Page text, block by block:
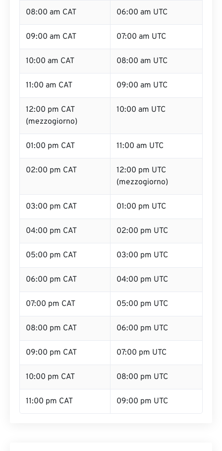
08:00 am CAT 06:00 am UTC
09:00 am CAT 07:00 am UTC
10:00 am CAT 08:00 am UTC
11:00 am CAT 09:00 am UTC
12:00 pm CAT
(mezzogiorno)
10:00 am UTC
01:00 pm CAT 11:00 am UTC
02:00 pm CAT
12:00 pm UTC
(mezzogiorno)
03:00 pm CAT 01:00 pm UTC
04:00 pm CAT 02:00 pm UTC
05:00 pm CAT 03:00 pm UTC
06:00 pm CAT 04:00 pm UTC
07:00 pm CAT 05:00 pm UTC
08:00 pm CAT 06:00 pm UTC
09:00 pm CAT 07:00 pm UTC
10:00 pm CAT 08:00 pm UTC
11:00 pm CAT 09:00 pm UTC